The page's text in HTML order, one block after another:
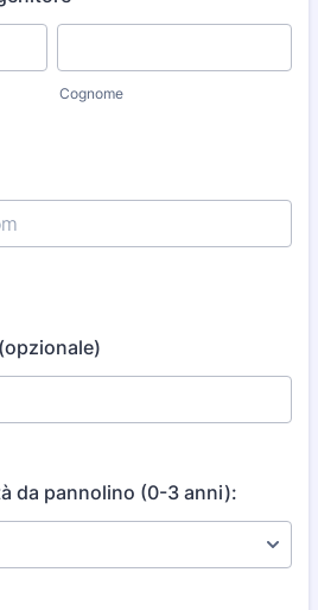
Cognome
da pannolino (0-3 anni):